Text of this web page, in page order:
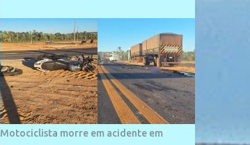
Motociclista morre em acidente em